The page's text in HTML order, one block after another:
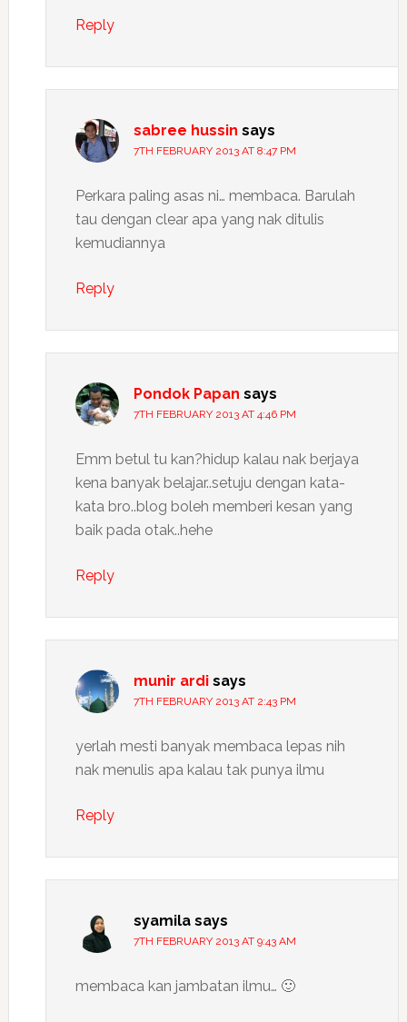
Reply
sabree hussin says
7TH FEBRUARY 2013 AT 8:47 PM
Perkara paling asas ni… membaca. Barulah
tau dengan clear apa yang nak ditulis
kemudiannya
Reply
Pondok Papan says
7TH FEBRUARY 2013 AT 4:46 PM
Emm betul tu kan?hidup kalau nak berjaya
kena banyak belajar..setuju dengan kata-
kata bro..blog boleh memberi kesan yang
baik pada otak..hehe
Reply
munir ardi says
7TH FEBRUARY 2013 AT 2:43 PM
yerlah mesti banyak membaca lepas nih
nak menulis apa kalau tak punya ilmu
Reply
syamila says
7TH FEBRUARY 2013 AT 9:43 AM
membaca kan jambatan ilmu… 🙂